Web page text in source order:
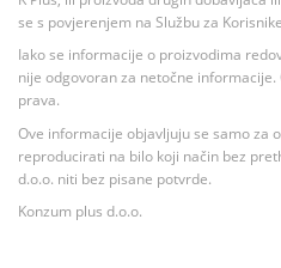
se s povjerenjem na Službu za
Iako se informacije o proizvodima
nije odgovoran za netočne informacije.
prava.
Ove informacije objavljuju se samo za
reproducirati na bilo koji način bez
d.o.o. niti bez pisane potvrde.
Konzum plus d.o.o.